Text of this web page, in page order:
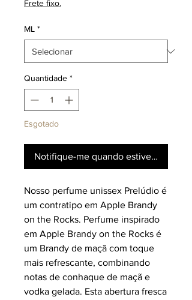
Frete fixo.
ML *
Quantidade *
Esgotado
Notifique-me quando estiver
Nosso perfume unissex Prelúdio é
um contratipo em Apple Brandy
on the Rocks. Perfume inspirado
em Apple Brandy on the Rocks é
um Brandy de maçã com toque
mais refrescante, combinando
notas de conhaque de maçã e
vodka gelada. Esta abertura fresca